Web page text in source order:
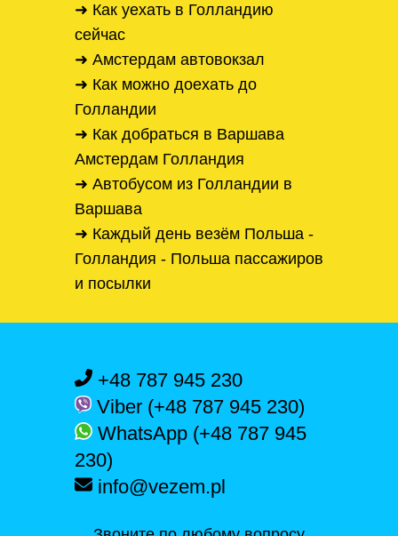
➜ Как уехать в Голландию
сейчас
➜ Амстердам автовокзал
➜ Как можно доехать до
Голландии
➜ Как добраться в Варшава
Амстердам Голландия
➜ Автобусом из Голландии в
Варшава
➜ Каждый день везём Польша -
Голландия - Польша пассажиров
и посылки
+48 787 945 230
Viber (+48 787 945 230)
WhatsApp (+48 787 945
230)
info@vezem.pl